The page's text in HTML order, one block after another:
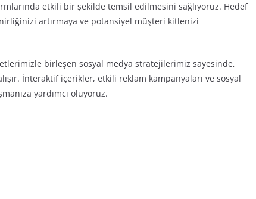
etkili bir şekilde temsil edilmesini sağlıyoruz. Hedef
artırmaya ve potansiyel müşteri kitlenizi
birleşen sosyal medya stratejilerimiz sayesinde,
İnteraktif içerikler, etkili reklam kampanyaları ve sosyal
yardımcı oluyoruz.